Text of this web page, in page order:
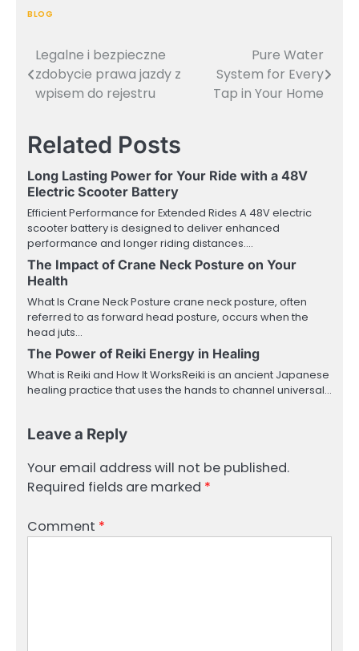
BLOG
Post
navigation
Legalne i bezpieczne
zdobycie prawa jazdy z
wpisem do rejestru
Pure Water
System for Every
Tap in Your Home
Related Posts
Long Lasting Power for Your Ride with a 48V
Electric Scooter Battery
Efficient Performance for Extended Rides A 48V electric
scooter battery is designed to deliver enhanced
performance and longer riding distances.…
The Impact of Crane Neck Posture on Your
Health
What Is Crane Neck Posture crane neck posture, often
referred to as forward head posture, occurs when the
head juts…
The Power of Reiki Energy in Healing
What is Reiki and How It WorksReiki is an ancient Japanese
healing practice that uses the hands to channel universal…
Leave a Reply
Your email address will not be published.
Required fields are marked *
Comment *